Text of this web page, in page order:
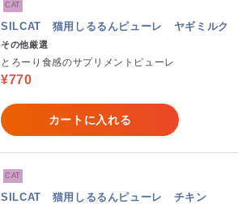
CAT
SILCAT 猫用しるるんピューレ ヤギミルク
その他厳選
とろーり食感のサプリメントピューレ
¥770
カートに入れる
CAT
SILCAT 猫用しるるんピューレ チキン